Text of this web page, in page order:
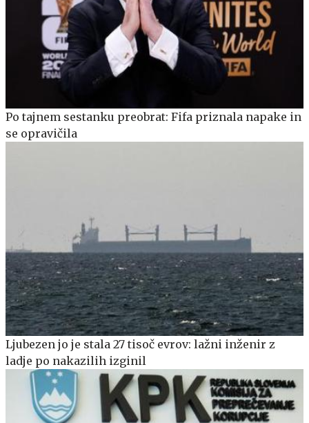
Po tajnem sestanku preobrat: Fifa priznala napake in
se opravičila
Ljubezen jo je stala 27 tisoč evrov: lažni inženir z
ladje po nakazilih izginil